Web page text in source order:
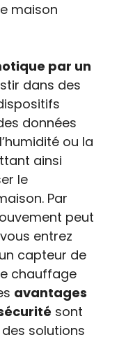
maison
par un
dans des
données
ou la
ainsi
le
Par
peut
entrez
capteur de
chauffage
avantages
sont
solutions